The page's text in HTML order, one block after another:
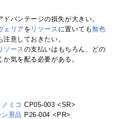
バンテージの損失が大きい。
ェリア を リソース に置いても無色
意しておきたい。
ソースの支払いはもちろん、どの
か気を配る必要がある。
ミコ CP05-003 <SR>
景品 P26-004 <PR>